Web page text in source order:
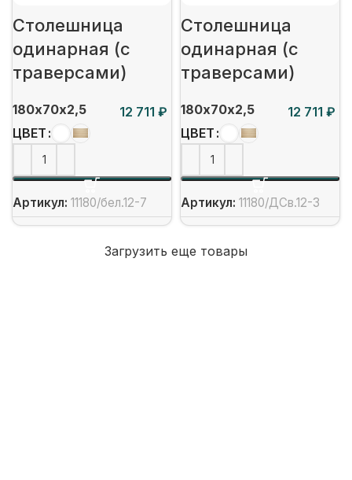
Столешница
одинарная (с
траверсами)
180х70х2,5
₽
ЦВЕТ
Артикул: 11180/бел.12-7
Столешница
одинарная (с
траверсами)
180х70х2,5
₽
ЦВЕТ
Артикул: 11180/ДСв.12-3
Загрузить еще товары